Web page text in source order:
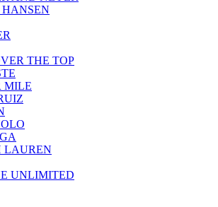
THE TOP
MILE
LAUREN
UNLIMITED